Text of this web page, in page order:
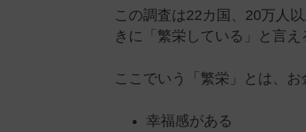
この調査は22カ国、20万人
きに「繁栄している」と言え
ここでいう「繁栄」とは、
幸福感がある